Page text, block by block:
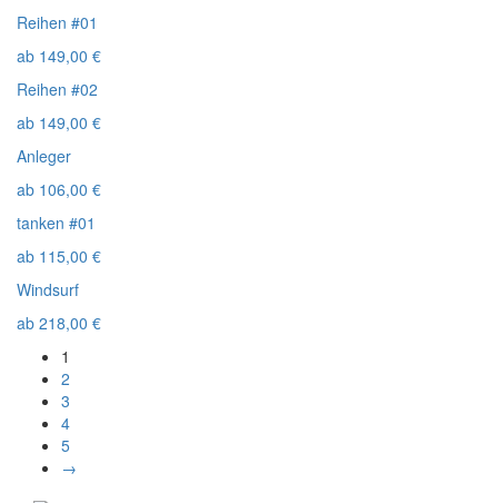
Reihen #01
ab 149,00 €
Reihen #02
ab 149,00 €
Anleger
ab 106,00 €
tanken #01
ab 115,00 €
Windsurf
ab 218,00 €
1
2
3
4
5
→